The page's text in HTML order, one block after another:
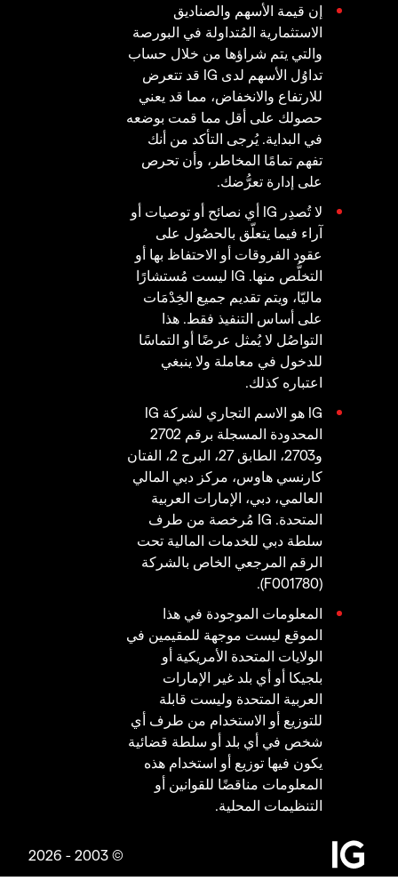
إن قيمة الأسهم والصناديق
الاستثمارية المُتداولة في البورصة
والتي يتم شراؤها من خلال حساب
تداوُل الأسهم لدى IG قد تتعرض
للارتفاع والانخفاض، مما قد يعني
حصولك على أقل مما قمت بوضعه
في البداية. يُرجى التأكد من أنك
تفهم تمامًا المخاطر، وأن تحرص
على إدارة تعرُّضك.
لا تُصدِر IG أي نصائح أو توصيات أو
آراء فيما يتعلّق بالحصُول على
عقود الفروقات أو الاحتفاظ بها أو
التخلُّص منها. IG ليست مُستشارًا
ماليّا، ويتم تقديم جميع الخِدْمَات
على أساس التنفيذ فقط. هذا
التواصُل لا يُمثل عرضًا أو التماسًا
للدخول في معاملة ولا ينبغي
اعتباره كذلك.
IG هو الاسم التجاري لشركة IG
المحدودة المسجلة برقم 2702
و2703، الطابق 27، البرج 2، الفتان
كارنسي هاوس، مركز دبي المالي
العالمي، دبي، الإمارات العربية
المتحدة. IG مُرخصة من طرف
سلطة دبي للخدمات المالية تحت
الرقم المرجعي الخاص بالشركة
(F001780).
المعلومات الموجودة في هذا
الموقع ليست موجهة للمقيمين في
الولايات المتحدة الأمريكية أو
بلجيكا أو أي بلد غير الإمارات
العربية المتحدة وليست قابلة
للتوزيع أو الاستخدام من طرف أي
شخص في أي بلد أو سلطة قضائية
يكون فيها توزيع أو استخدام هذه
المعلومات مناقضًا للقوانين أو
التنظيمات المحلية.
© 2003 - 2026